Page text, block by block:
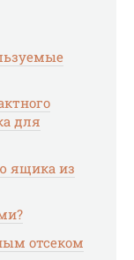
для
ящика из
отсеком